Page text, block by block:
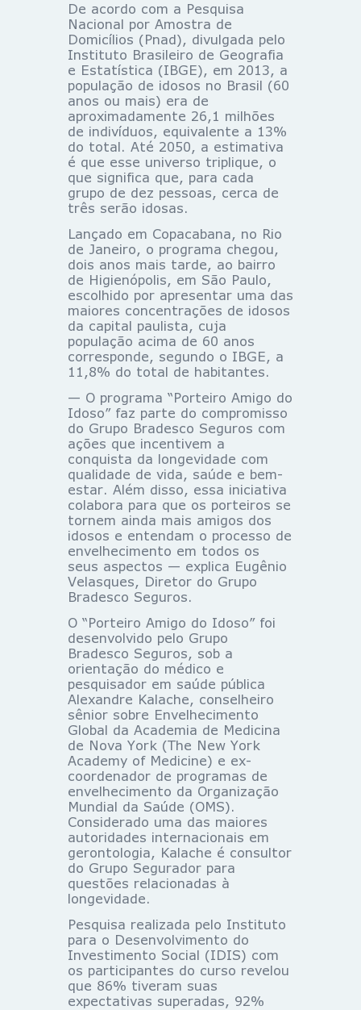
De acordo com a Pesquisa
Nacional por Amostra de
Domicílios (Pnad), divulgada pelo
Instituto Brasileiro de Geografia
e Estatística (IBGE), em 2013, a
população de idosos no Brasil (60
anos ou mais) era de
aproximadamente 26,1 milhões
de indivíduos, equivalente a 13%
do total. Até 2050, a estimativa
é que esse universo triplique, o
que significa que, para cada
grupo de dez pessoas, cerca de
três serão idosas.
Lançado em Copacabana, no Rio
de Janeiro, o programa chegou,
dois anos mais tarde, ao bairro
de Higienópolis, em São Paulo,
escolhido por apresentar uma das
maiores concentrações de idosos
da capital paulista, cuja
população acima de 60 anos
corresponde, segundo o IBGE, a
11,8% do total de habitantes.
— O programa “Porteiro Amigo do
Idoso” faz parte do compromisso
do Grupo Bradesco Seguros com
ações que incentivem a
conquista da longevidade com
qualidade de vida, saúde e bem-
estar. Além disso, essa iniciativa
colabora para que os porteiros se
tornem ainda mais amigos dos
idosos e entendam o processo de
envelhecimento em todos os
seus aspectos — explica Eugênio
Velasques, Diretor do Grupo
Bradesco Seguros.
O “Porteiro Amigo do Idoso” foi
desenvolvido pelo Grupo
Bradesco Seguros, sob a
orientação do médico e
pesquisador em saúde pública
Alexandre Kalache, conselheiro
sênior sobre Envelhecimento
Global da Academia de Medicina
de Nova York (The New York
Academy of Medicine) e ex-
coordenador de programas de
envelhecimento da Organização
Mundial da Saúde (OMS).
Considerado uma das maiores
autoridades internacionais em
gerontologia, Kalache é consultor
do Grupo Segurador para
questões relacionadas à
longevidade.
Pesquisa realizada pelo Instituto
para o Desenvolvimento do
Investimento Social (IDIS) com
os participantes do curso revelou
que 86% tiveram suas
expectativas superadas, 92%